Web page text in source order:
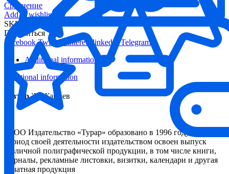
Сравнение
Add to wishlist
SKU:
Поделиться
Facebook Twitter Pinterest linkedin
Telegram
Additional information
Additional information
Автор Ж. Жапиев
ОсОО Издательство «Турар» образовано в 1996 году. За
период своей деятельности издательством освоен выпуск
различной полиграфической продукции, в том числе книги,
журналы, рекламные листовки, визитки, календари и другая
печатная продукция